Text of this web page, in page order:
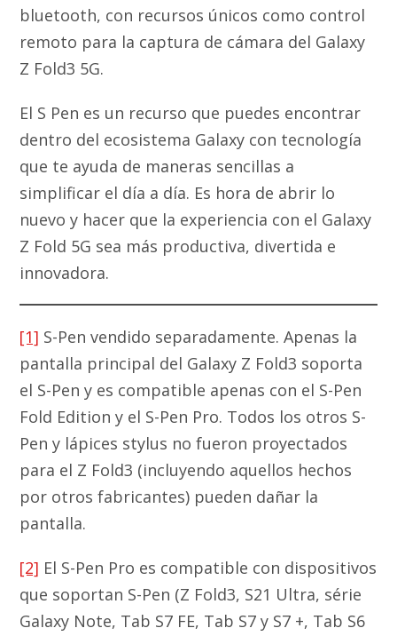
bluetooth, con recursos únicos como control
remoto para la captura de cámara del Galaxy
Z Fold3 5G.
El S Pen es un recurso que puedes encontrar
dentro del ecosistema Galaxy con tecnología
que te ayuda de maneras sencillas a
simplificar el día a día. Es hora de abrir lo
nuevo y hacer que la experiencia con el Galaxy
Z Fold 5G sea más productiva, divertida e
innovadora.
[1] S-Pen vendido separadamente. Apenas la
pantalla principal del Galaxy Z Fold3 soporta
el S-Pen y es compatible apenas con el S-Pen
Fold Edition y el S-Pen Pro. Todos los otros S-
Pen y lápices stylus no fueron proyectados
para el Z Fold3 (incluyendo aquellos hechos
por otros fabricantes) pueden dañar la
pantalla.
[2] El S-Pen Pro es compatible con dispositivos
que soportan S-Pen (Z Fold3, S21 Ultra, série
Galaxy Note, Tab S7 FE, Tab S7 y S7 +, Tab S6